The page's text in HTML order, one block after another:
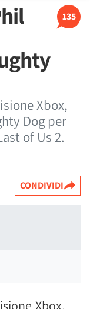
135
Xbox,
Dog per
of Us 2.
CONDIVIDI
Xbox,